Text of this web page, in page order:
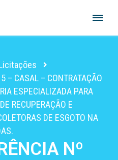
– CASAL – CONTRATAÇÃO
ESPECIALIZADA PARA
RECUPERAÇÃO E
DE ESGOTO NA
Nº